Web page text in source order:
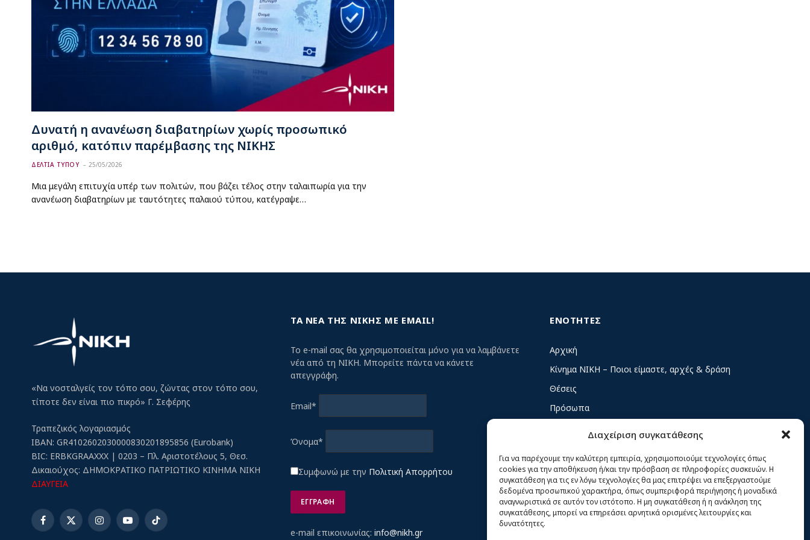
Διαχείριση συγκατάθεσης
Για να παρέχουμε την καλύτερη εμπειρία, χρησιμοποιούμε τεχνολογίες όπως
cookies για την αποθήκευση ή/και την πρόσβαση σε πληροφορίες συσκευών. Η
συγκατάθεση για τις εν λόγω τεχνολογίες θα μας επιτρέψει να επεξεργαστούμε
δεδομένα προσωπικού χαρακτήρα, όπως συμπεριφορά περιήγησης ή μοναδικά
αναγνωριστικά σε αυτόν τον ιστότοπο. Η μη συγκατάθεση ή η ανάκληση της
συγκατάθεσης, μπορεί να επηρεάσει αρνητικά ορισμένες λειτουργίες και
δυνατότητες.
Δυνατή η ανανέωση διαβατηρίων χωρίς προσωπικό
αριθμό, κατόπιν παρέμβασης της ΝΙΚΗΣ
ΔΕΛΤΙΑ ΤΥΠΟΥ 25/05/2026
Μια μεγάλη επιτυχία υπέρ των πολιτών, που βάζει τέλος στην ταλαιπωρία για την
ανανέωση διαβατηρίων με ταυτότητες παλαιού τύπου, κατέγραψε…
«Να νοσταλγείς τον τόπο σου, ζώντας στον τόπο σου,
τίποτε δεν είναι πιο πικρό» Γ. Σεφέρης
Τραπεζικός λογαριασμός
IBAN: GR4102602030000830201895856 (Eurobank)
BIC: ERBKGRAAXXX | 0203 – Πλ. Αριστοτέλους 5, Θεσ.
Δικαιούχος: ΔΗΜΟΚΡΑΤΙΚΟ ΠΑΤΡΙΩΤΙΚΟ ΚΙΝΗΜΑ ΝΙΚΗ
ΔΙΑΥΓΕΙΑ
Facebook
X
InstagramYouTubeTikTok
ΤΑ ΝΕΑ ΤΗΣ ΝΙΚΗΣ ΜΕ EMAIL!
Το e-mail σας θα χρησιμοποιείται μόνο για να λαμβάνετε
νέα από τη ΝΙΚΗ. Μπορείτε πάντα να κάνετε
απεγγράφη.
Email*
Όνομα*
Συμφωνώ με την Πολιτική Απορρήτου
e-mail επικοινωνίας: info@nikh.gr
ΕΝΟΤΗΤΕΣ
Αρχική
Κίνημα ΝΙΚΗ – Ποιοι είμαστε, αρχές & δράση
Θέσεις
Πρόσωπα
Δελτία Τύπου
Άρθρα